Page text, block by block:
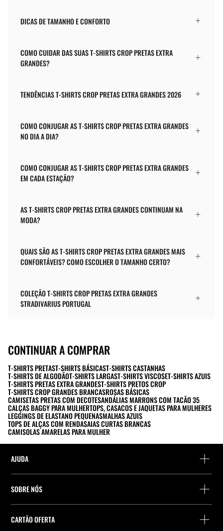
DICAS DE TAMANHO E CONFORTO
COMO CUIDAR DAS SUAS T-SHIRTS CROP PRETAS EXTRA
GRANDES?
TENDÊNCIAS T-SHIRTS CROP PRETAS EXTRA GRANDES 2026
COMO CONJUGAR AS T-SHIRTS CROP PRETAS EXTRA GRANDES
NO DIA A DIA?
COMO CONJUGAR AS T-SHIRTS CROP PRETAS EXTRA GRANDES
EM CADA ESTAÇÃO?
AS T-SHIRTS CROP PRETAS EXTRA GRANDES CONTINUAM NA
MODA?
QUAIS SÃO AS T-SHIRTS CROP PRETAS EXTRA GRANDES MAIS
CONFORTÁVEIS? COMO ESCOLHER O TAMANHO CERTO?
COLEÇÃO T-SHIRTS CROP PRETAS EXTRA GRANDES
STRADIVARIUS PORTUGAL
CONTINUAR A COMPRAR
T-SHIRTS PRETAST-SHIRTS BÁSICAST-SHIRTS CASTANHAS
T-SHIRTS DE ALGODÃOT-SHIRTS LARGAST-SHIRTS VISCOSET-SHIRTS AZUIS
T-SHIRTS PRETAS EXTRA GRANDEST-SHIRTS PRETOS CROP
T-SHIRTS CROP GRANDES BRANCASROSAS BÁSICAS
CAMISETAS PRETAS COM DECOTESANDÁLIAS MARRONS COM TACÃO 35
CALÇAS BAGGY PARA MULHERTOPS, CASACOS E JAQUETAS PARA MULHERES
LEGGINGS DE ELASTANO PEQUENASMALHAS AZUIS
TOPS DE ALÇAS COM RENDASAIAS CURTAS BRANCAS
CAMISOLAS AMARELAS PARA MULHER
AJUDA
Localiza a tua encomenda
Localizador de pontos de entrega
SOBRE NÓS
Empresa
CARTÃO OFERTA